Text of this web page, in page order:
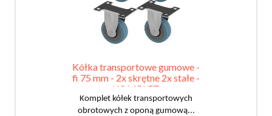
Kółka transportowe gumowe -
fi 75 mm - 2x skrętne 2x stałe -
KOMPLET
Komplet kółek transportowych
obrotowych z oponą gumową...